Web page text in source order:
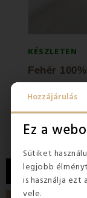
Hozzájárulás
Ez a
Sütiket
legjobb
is használja
vele.
KÉSZLETEN
2 600 Ft